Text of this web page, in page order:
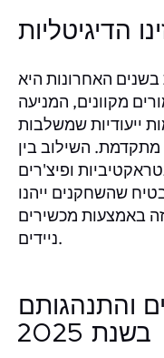
הדיגיטליות
האחרונות היא
מקוונים, המניעה
ייעודיות שמשלבות
מתקדמת. השילוב בין
ופיצ'רים
שהשחקנים ייהנו
זה באמצעות מכשירים
ניידים.
והתנהגותם
בשנת 2025